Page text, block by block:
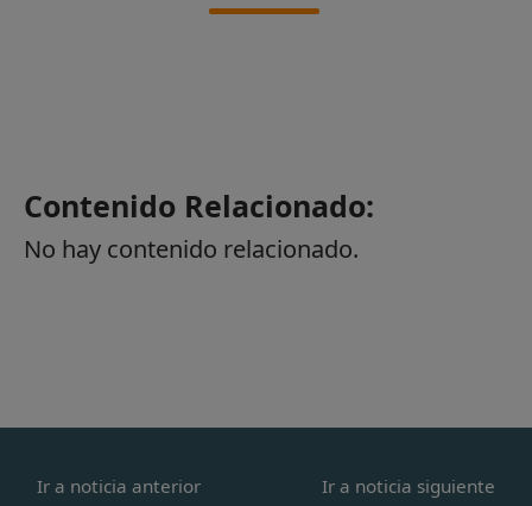
Contenido Relacionado:
No hay contenido relacionado.
Ir a noticia anterior Ir a noticia siguiente